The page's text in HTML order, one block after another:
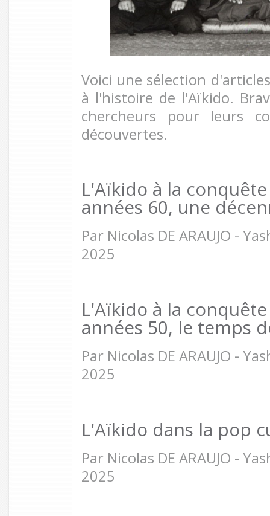
Voici une sélection
à l'histoire de l'Aïkido.
chercheurs pour leurs
découvertes.
L'Aïkido à la
années 60, une
Par Nicolas DE ARAUJO -
2025
L'Aïkido à la
années 50, le temps
Par Nicolas DE ARAUJO -
2025
L'Aïkido dans la pop
Par Nicolas DE ARAUJO -
2025